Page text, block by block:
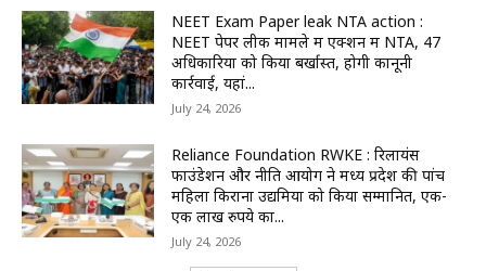
NEET Exam Paper leak NTA action :
NEET पेपर लीक मामले में एक्शन में NTA, 47
अधिकारियों को किया बर्खास्त, होगी कानूनी
कार्रवाई, यहां...
July 24, 2026
Reliance Foundation RWKE : रिलायंस
फाउंडेशन और नीति आयोग ने मध्य प्रदेश की पांच
महिला किराना उद्यमियों को किया सम्मानित, एक-
एक लाख रुपये का...
July 24, 2026